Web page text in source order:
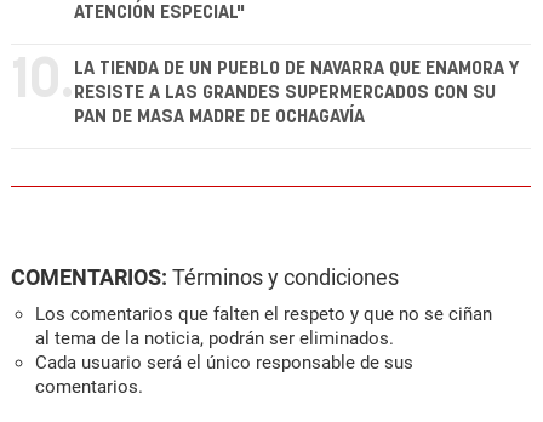
ATENCIÓN ESPECIAL"
10. LA TIENDA DE UN PUEBLO DE NAVARRA QUE ENAMORA Y
RESISTE A LAS GRANDES SUPERMERCADOS CON SU
PAN DE MASA MADRE DE OCHAGAVÍA
COMENTARIOS: Términos y condiciones
Los comentarios que falten el respeto y que no se ciñan
al tema de la noticia, podrán ser eliminados.
Cada usuario será el único responsable de sus
comentarios.